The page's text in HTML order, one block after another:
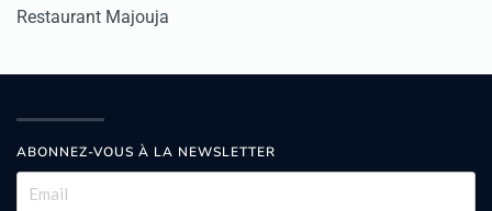
Restaurant Majouja
ABONNEZ-VOUS À LA NEWSLETTER